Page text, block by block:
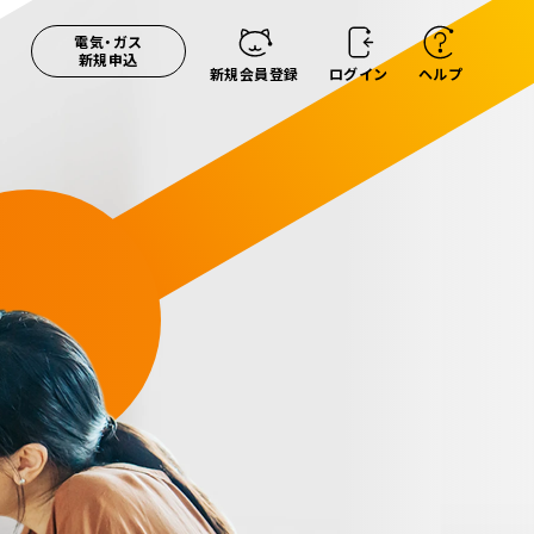
電気・ガス
新規申込
新規会員登録 ログイン ヘルプ